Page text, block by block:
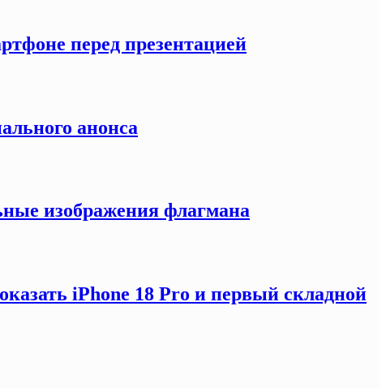
перед презентацией
анонса
изображения флагмана
iPhone 18 Pro и первый складной